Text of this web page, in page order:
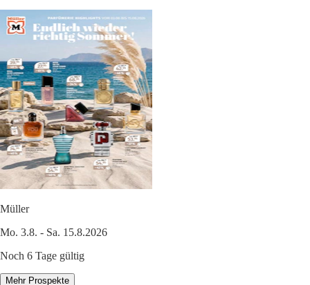
Müller
Mo. 3.8. - Sa. 15.8.2026
Noch 6 Tage gültig
Mehr Prospekte